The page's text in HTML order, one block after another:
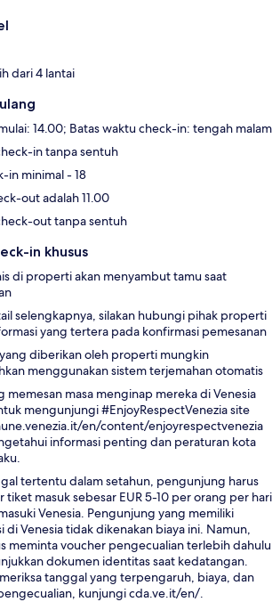
dari 4 lantai
14.00; Batas waktu check-in: tengah malam
in tanpa sentuh
in minimal - 18
out adalah 11.00
out tanpa sentuh
in khusus
di properti akan menyambut tamu saat
selengkapnya, silakan hubungi pihak properti
yang tertera pada konfirmasi pemesanan
diberikan oleh properti mungkin
menggunakan sistem terjemahan otomatis
memesan masa menginap mereka di Venesia
mengunjungi #EnjoyRespectVenezia site
en/content/enjoyrespectvenezia
informasi penting dan peraturan kota
tertentu dalam setahun, pengunjung harus
tiket masuk sebesar EUR 5-10 per orang per hari
Venesia. Pengunjung yang memiliki
di Venesia tidak dikenakan biaya ini. Namun,
meminta voucher pengecualian terlebih dahulu
dokumen identitas saat kedatangan.
tanggal yang terpengaruh, biaya, dan
kunjungi cda.ve.it/en/.